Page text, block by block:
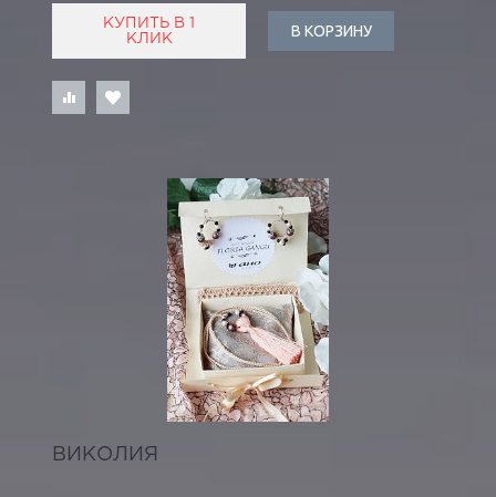
КУПИТЬ В 1
КЛИК
В КОРЗИНУ
ВИКОЛИЯ